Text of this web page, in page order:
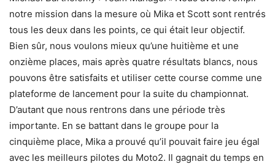
notre mission dans la mesure où Mika et Scott sont rentrés
tous les deux dans les points, ce qui était leur objectif.
Bien sûr, nous voulons mieux qu’une huitième et une
onzième places, mais après quatre résultats blancs, nous
pouvons être satisfaits et utiliser cette course comme une
plateforme de lancement pour la suite du championnat.
D’autant que nous rentrons dans une période très
importante. En se battant dans le groupe pour la
cinquième place, Mika a prouvé qu’il pouvait faire jeu égal
avec les meilleurs pilotes du Moto2. Il gagnait du temps en